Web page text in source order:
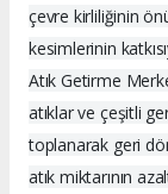
çevre kirliliğinin
kesimlerinin
Atık Getirme
atıklar ve çeşitli
toplanarak geri
atık miktarının